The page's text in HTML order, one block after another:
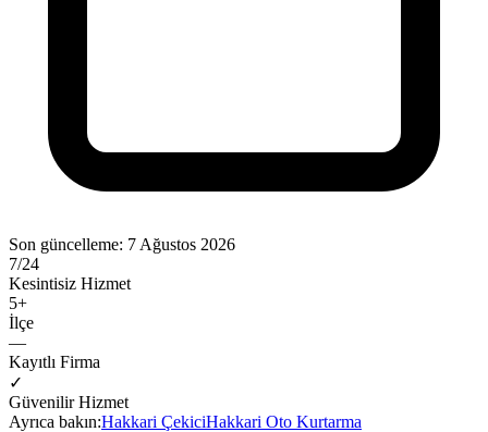
Son güncelleme: 7 Ağustos 2026
7/24
Kesintisiz Hizmet
5+
İlçe
—
Kayıtlı Firma
✓
Güvenilir Hizmet
Ayrıca bakın:Hakkari ÇekiciHakkari Oto Kurtarma